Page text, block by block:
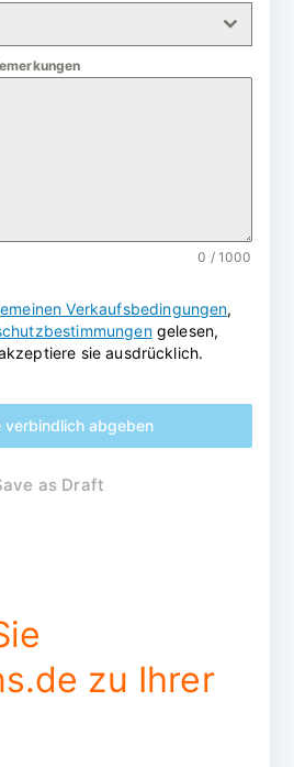
0 / 1000
Verkaufsbedingungen,
gelesen,
sie ausdrücklich.
verbindlich abgeben
as Draft
zu Ihrer